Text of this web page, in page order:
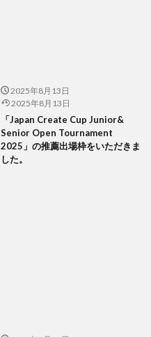
2025年8月13日
2025年8月13日
「Japan Create Cup Junior&
Senior Open Tournament
2025」の推薦出場枠をいただきま
した。